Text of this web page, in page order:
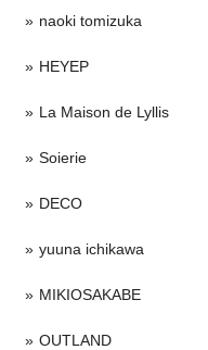
naoki tomizuka
HEYEP
La Maison de Lyllis
Soierie
DECO
yuuna ichikawa
MIKIOSAKABE
OUTLAND